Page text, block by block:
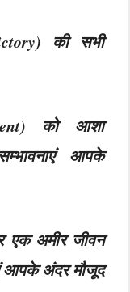
की सभी
को आशा
आपके
एक अमीर जीवन
आपके अंदर मौजूद